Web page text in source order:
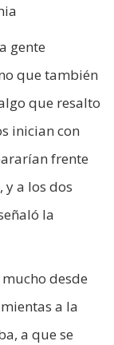
gente
que también
que resalto
inician con
frente
a los dos
la
desde
a la
a que se